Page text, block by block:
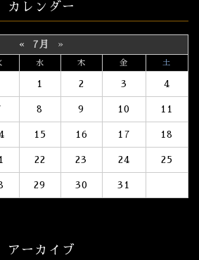
カレンダー
« 7月 »
水 木 金 土
1 2 3 4
8 9 10 11
15 16 17 18
22 23 24 25
29 30 31
アーカイブ